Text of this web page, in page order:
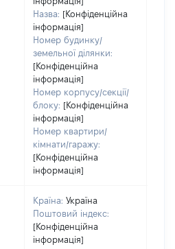
Назва: [Конфіденційна
інформація]
Номер будинку/
земельної ділянки:
[Конфіденційна
інформація]
Номер корпусу/секції/
блоку: [Конфіденційна
інформація]
Номер квартири/
кімнати/гаражу:
[Конфіденційна
інформація]
Країна: Україна
Поштовий індекс:
[Конфіденційна
інформація]